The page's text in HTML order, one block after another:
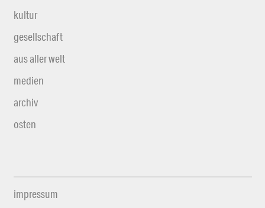
kultur
gesellschaft
aus aller welt
medien
archiv
osten
impressum